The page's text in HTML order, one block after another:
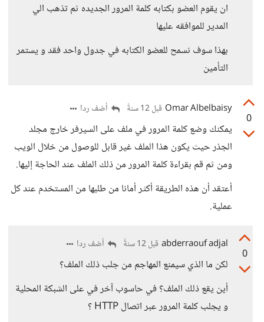
ان يقوم العضو بكتابه كلمة المرور الجديده ثم تذهب الي
المدير للموافقه عليها
بهذا سوف نسمح للعضو الكتابه في جدول واحد فقد و يستمر
التأمين
0
Omar Albelbaisy قبل 12 سنةً أضف ردا
يمكنك وضع كلمة المرور في ملف على السيرفر خارج مجلد
الجذر حيث يكون هذا الملف غير قابل للوصول من خلال الويب
ومن ثم قم بقراءة كلمة المرور من ذلك الملف عند الحاجة إليها.
أعتقد أن هذه الطريقة أكثر أمانا من طلبها من المستخدم عند كل
عملية.
0
abderraouf adjal قبل 12 سنةً أضف ردا
لكن ما الذي سيمنع المهاجم من جلب ذلك الملف؟
أين يقع ذلك الملف؟ في حاسوب آخر في على الشبكة المحلية
و يجلب كلمة المرور عبر اتصال HTTP ؟